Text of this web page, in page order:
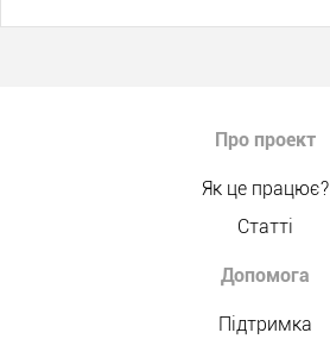
Про проект
Як це працює?
Статті
Допомога
Підтримка